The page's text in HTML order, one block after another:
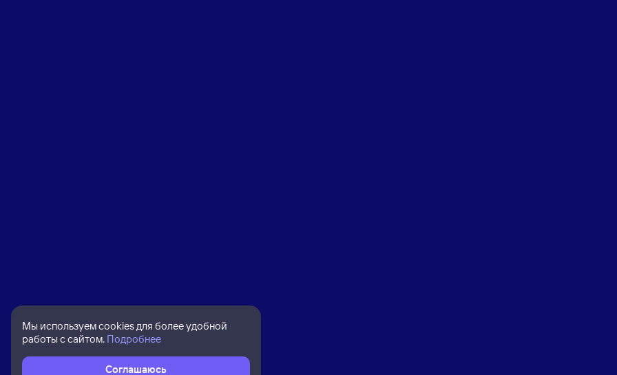
Мы используем cookies для более удобной
работы с сайтом. Подробнее
Соглашаюсь